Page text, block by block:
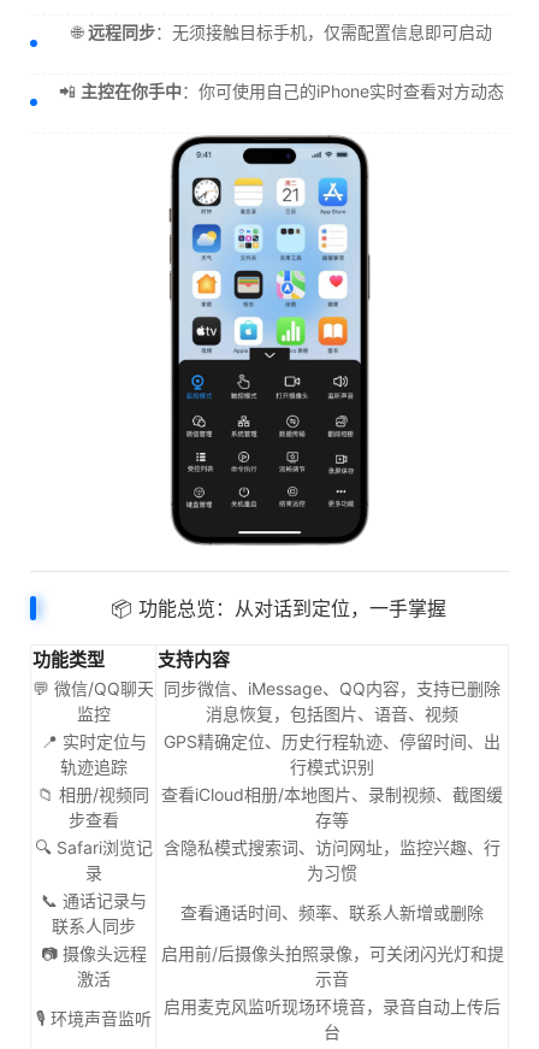
🌐远程同步：无须接触目标手机，仅需配置信息即可启动
📲 主控在你手中：你可使用自己的iPhone实时查看对方动态
📦 功能总览：从对话到定位，一手掌握
功能类型 支持内容
💬 微信/QQ聊天
监控
同步微信、iMessage、QQ内容，支持已删除
消息恢复，包括图片、语音、视频
📍 实时定位与
轨迹追踪
GPS精确定位、历史行程轨迹、停留时间、出
行模式识别
📁 相册/视频同
步查看
查看iCloud相册/本地图片、录制视频、截图缓
存等
🔍 Safari浏览记
录
含隐私模式搜索词、访问网址，监控兴趣、行
为习惯
📞 通话记录与
联系人同步
查看通话时间、频率、联系人新增或删除
📷 摄像头远程
激活
启用前/后摄像头拍照录像，可关闭闪光灯和提
示音
🎙️ 环境声音监听
启用麦克风监听现场环境音，录音自动上传后
台